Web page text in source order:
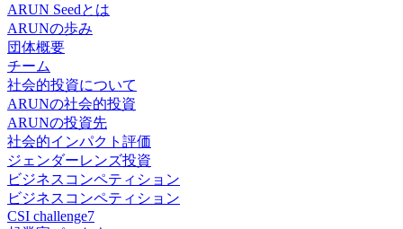
ARUN Seedとは
ARUNの歩み
団体概要
チーム
社会的投資について
ARUNの社会的投資
ARUNの投資先
社会的インパクト評価
ジェンダーレンズ投資
ビジネスコンペティション
ビジネスコンペティション
CSI challenge7